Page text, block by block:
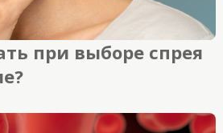
при выборе спрея